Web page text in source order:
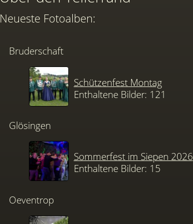
Neueste Fotoalben:
Bruderschaft
Schützenfest Montag
Enthaltene Bilder: 121
Glösingen
Sommerfest im Siepen 2026
Enthaltene Bilder: 15
Oeventrop